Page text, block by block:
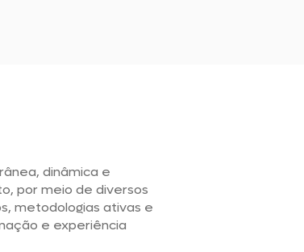
dinâmica e
por meio de diversos
metodologias ativas e
e experiência